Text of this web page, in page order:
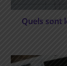
Quels sont